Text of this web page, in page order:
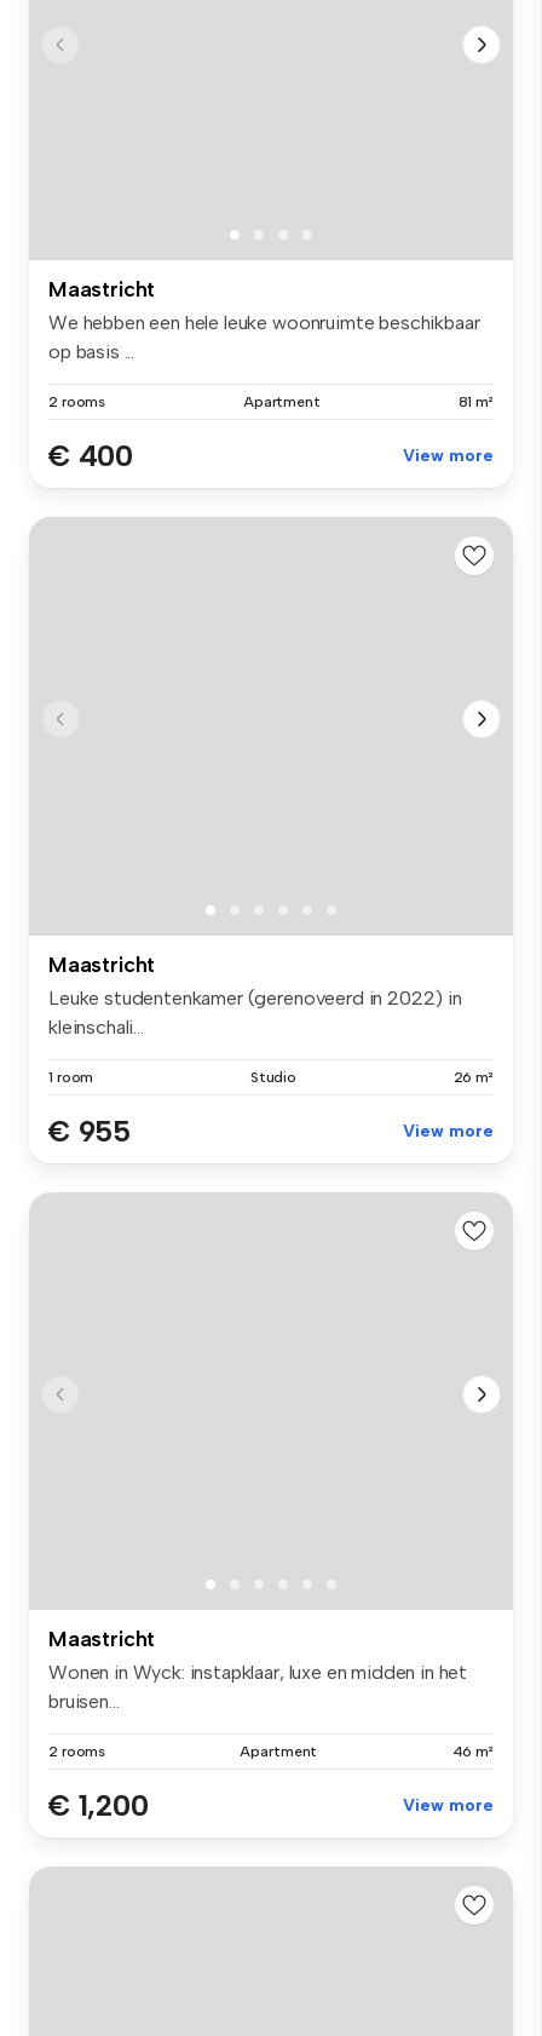
Maastricht
We hebben een hele leuke woonruimte beschikbaar
op basis ...
2 rooms Apartment 81 m²
€ 400 View more
Maastricht
Leuke studentenkamer (gerenoveerd in 2022) in
kleinschali...
1 room Studio 26 m²
€ 955 View more
Maastricht
Wonen in Wyck: instapklaar, luxe en midden in het
bruisen...
2 rooms Apartment 46 m²
€ 1,200 View more